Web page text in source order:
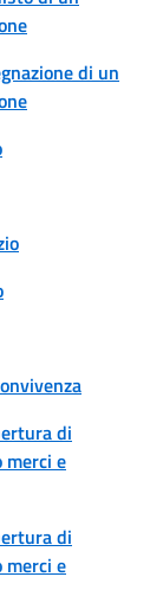
di un
di
e
di
e